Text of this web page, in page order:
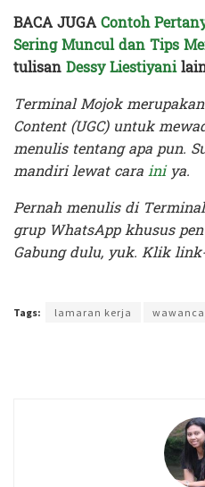
BACA JUGAContoh
Sering Muncul dan Tips
tulisanDessy Liestiyani
Terminal Mojok
Content (UGC) untuk
menulis tentang apa pun.
mandiri lewat carainiya.
Pernah menulis di
grup WhatsApp khusus
Gabung dulu, yuk. Klik
Tags: lamaran kerja